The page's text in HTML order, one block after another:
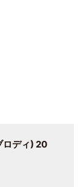
ロディ) 20